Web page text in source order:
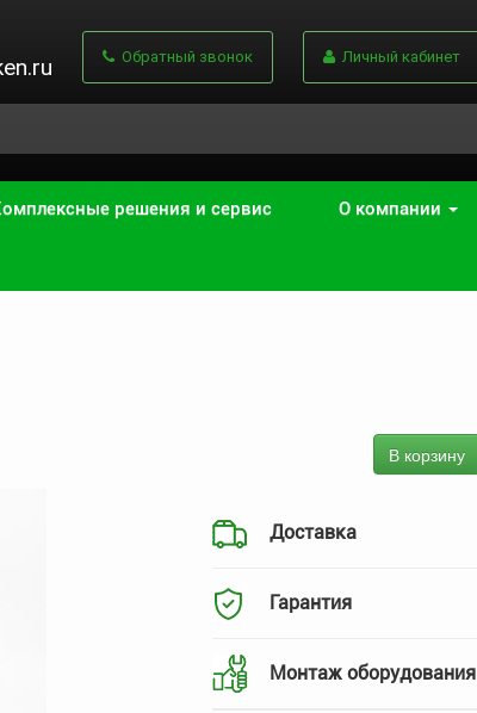
Обратный звонок Личный кабинет
решения и сервис О компании
В корзину
Доставка
Гарантия
Монтаж оборудования